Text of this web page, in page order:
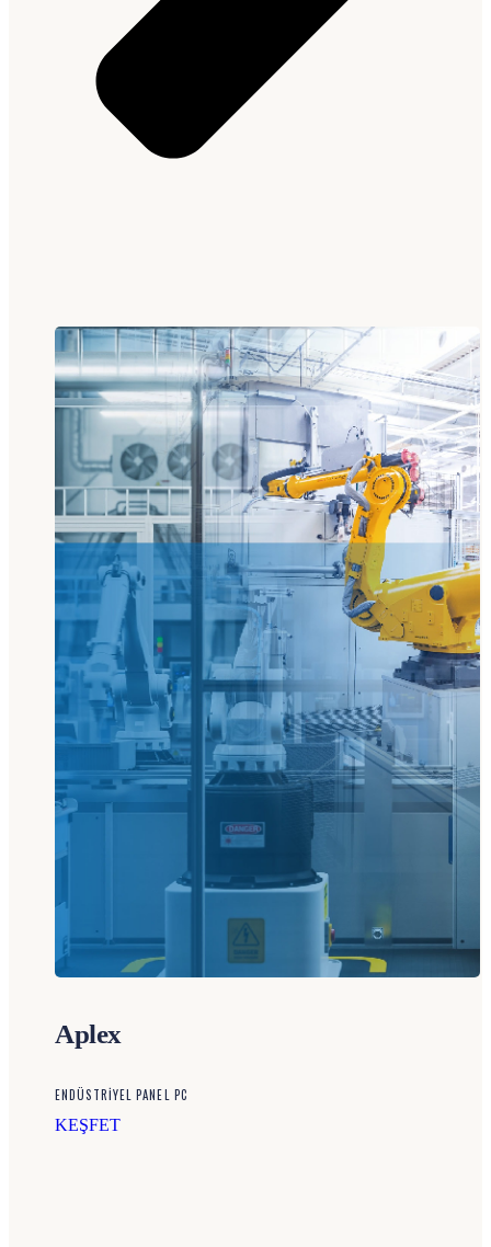
Aplex
ENDÜSTRIYEL PANEL PC
KEŞFET